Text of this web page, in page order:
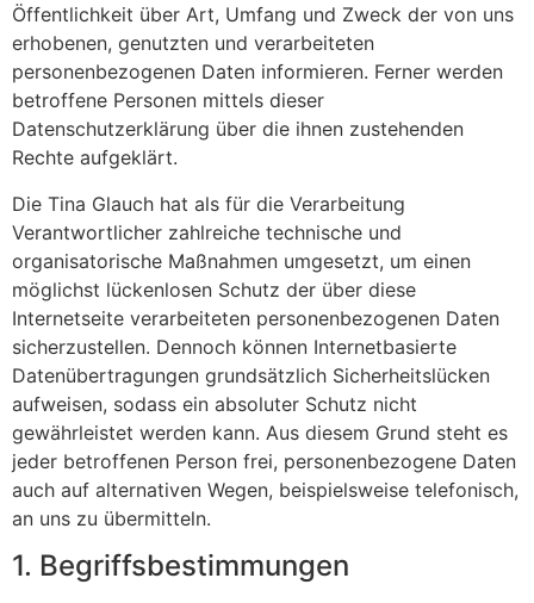
Öffentlichkeit über Art, Umfang und Zweck der von uns
erhobenen, genutzten und verarbeiteten
personenbezogenen Daten informieren. Ferner werden
betroffene Personen mittels dieser
Datenschutzerklärung über die ihnen zustehenden
Rechte aufgeklärt.
Die Tina Glauch hat als für die Verarbeitung
Verantwortlicher zahlreiche technische und
organisatorische Maßnahmen umgesetzt, um einen
möglichst lückenlosen Schutz der über diese
Internetseite verarbeiteten personenbezogenen Daten
sicherzustellen. Dennoch können Internetbasierte
Datenübertragungen grundsätzlich Sicherheitslücken
aufweisen, sodass ein absoluter Schutz nicht
gewährleistet werden kann. Aus diesem Grund steht es
jeder betroffenen Person frei, personenbezogene Daten
auch auf alternativen Wegen, beispielsweise telefonisch,
an uns zu übermitteln.
1. Begriffsbestimmungen